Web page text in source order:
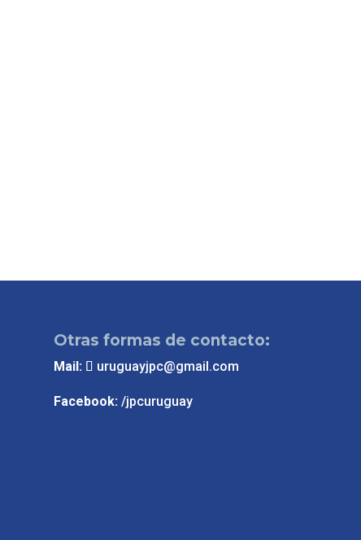
Otras formas de contacto:
Mail: uruguayjpc@gmail.com
Facebook: /jpcuruguay